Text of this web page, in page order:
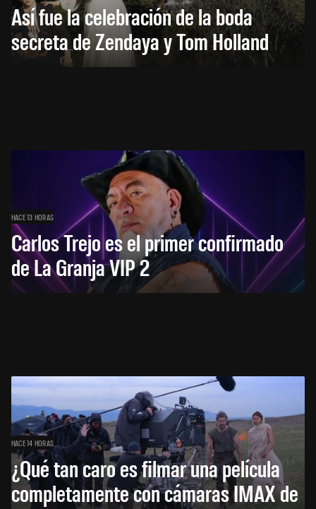
Así fue la celebración de la boda
secreta de Zendaya y Tom Holland
HACE 13 HORAS
Carlos Trejo es el primer confirmado
de La Granja VIP 2
HACE 14 HORAS
¿Qué tan caro es filmar una película
completamente con cámaras IMAX de